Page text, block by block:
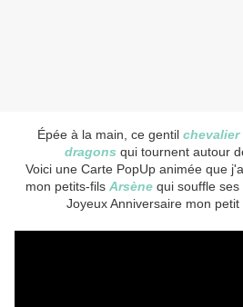
Épée à la main, ce gentil chevalier
dragons qui tournent autour
Voici une Carte PopUp animée que
mon petits-fils Arsènequi souffle ses
Joyeux Anniversaire mon